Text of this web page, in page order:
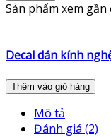
Sản phẩm xem gần
Decal dán kính
Thêm vào giỏ hàng
Mô tả
Đánh giá (2)